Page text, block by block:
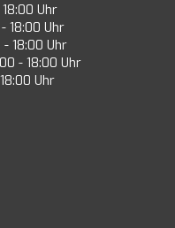
Uhr
18:00 Uhr
18:00 Uhr
- 18:00 Uhr
Uhr